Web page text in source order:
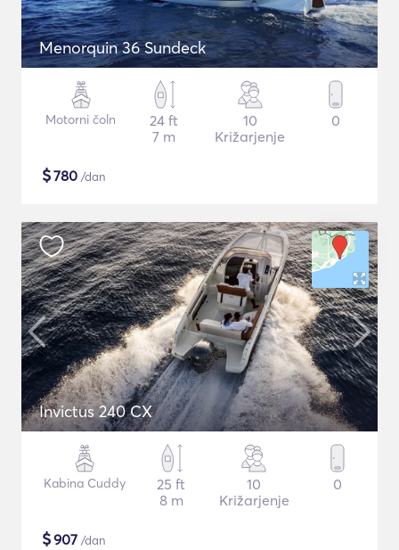
Menorquin 36 Sundeck
Motorni čoln
24 ft
7 m
10
Križarjenje
0
$780 /dan
Invictus 240 CX
Kabina Cuddy
25 ft
8 m
10
Križarjenje
0
$907 /dan